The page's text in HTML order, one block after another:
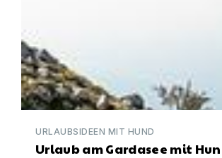
URLAUBSIDEEN MIT HUND
Urlaub am Gardasee mit